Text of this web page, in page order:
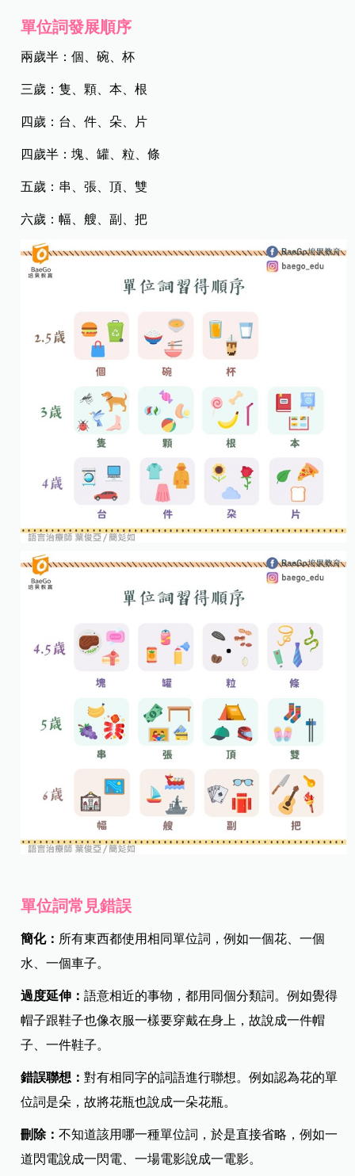
單位詞發展順序
兩歲半：個、碗、杯​
三歲：隻、顆、本、根​
四歲：台、件、朵、片​
四歲半：塊、罐、粒、條​
五歲：串、張、頂、雙​
六歲：幅、艘、副、把​
單位詞常見錯誤
簡化： 所有東西都使用相同單位詞，例如一個花、一個
水、一個車子。​
過度延伸：語意相近的事物，都用同個分類詞。例如覺得
帽子跟鞋子也像衣服一樣要穿戴在身上，故說成一件帽
子、一件鞋子。​
錯誤聯想：對有相同字的詞語進行聯想。例如認為花的單
位詞是朵，故將花瓶也說成一朵花瓶。​
刪除：不知道該用哪一種單位詞，於是直接省略，例如一
道閃電說成一閃電、一場電影說成一電影。​